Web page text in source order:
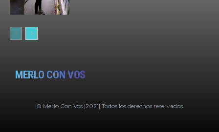
MERLO CON VOS
© Merlo Con Vos |2021| Todos los derechos reservados